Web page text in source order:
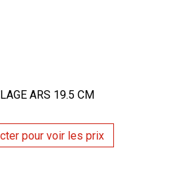
ARS 19.5 CM
pour voir les prix